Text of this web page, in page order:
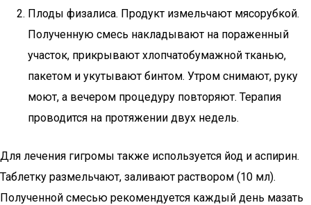
Плоды физалиса. Продукт измельчают мясорубкой.
Полученную смесь накладывают на пораженный
участок, прикрывают хлопчатобумажной тканью,
пакетом и укутывают бинтом. Утром снимают, руку
моют, а вечером процедуру повторяют. Терапия
проводится на протяжении двух недель.
Для лечения гигромы также используется йод и аспирин.
Таблетку размельчают, заливают раствором (10 мл).
Полученной смесью рекомендуется каждый день мазать